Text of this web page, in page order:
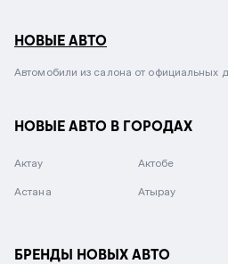
НОВЫЕ АВТО
Автомобили из салона от официальных
НОВЫЕ АВТО В ГОРОДАХ
Актау Актобе
Астана Атырау
БРЕНДЫ НОВЫХ АВТО